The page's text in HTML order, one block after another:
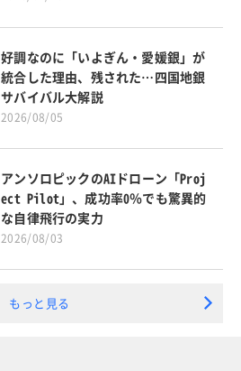
好調なのに「いよぎん・愛媛銀」が
統合した理由、残された…四国地銀
サバイバル大解説
2026/08/05
アンソロピックのAIドローン「Proj
ect Pilot」、成功率0％でも驚異的
な自律飛行の実力
2026/08/03
もっと見る